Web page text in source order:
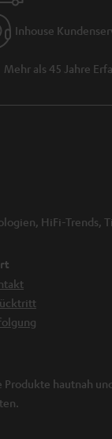
Inhouse
Mehr als 45 Jahre
HiFi-Trends,
Produkte hautnah